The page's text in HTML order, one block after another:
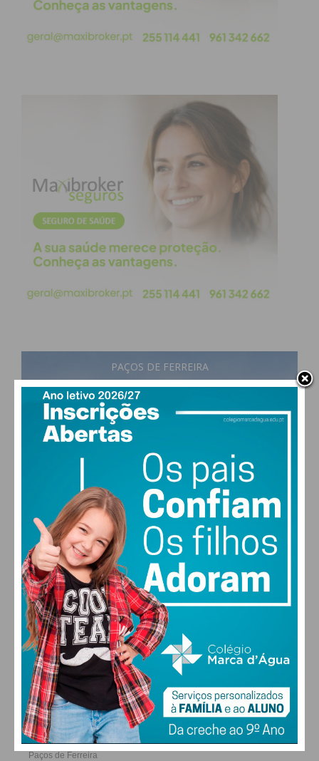
PAÇOS DE FERREIRA
28°
47% humidade
vento: 4m/s O
28°
SEX
27
SÁB
28°
DOM
29°
FARMACIAS DE SERVIÇO EM PAÇOS DE
FERREIRA